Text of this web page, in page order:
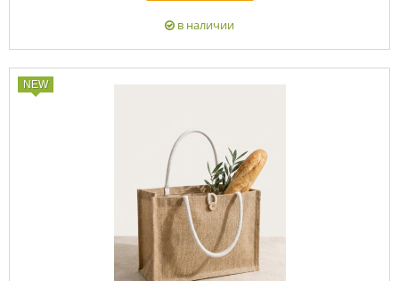
в наличии
NEW